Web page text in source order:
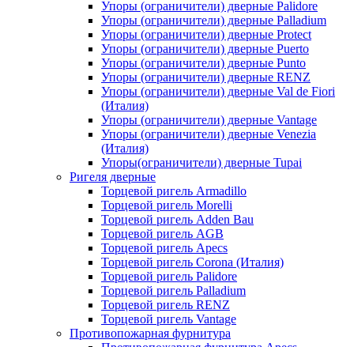
Упоры (ограничители) дверные Palidore
Упоры (ограничители) дверные Palladium
Упоры (ограничители) дверные Protect
Упоры (ограничители) дверные Puerto
Упоры (ограничители) дверные Punto
Упоры (ограничители) дверные RENZ
Упоры (ограничители) дверные Val de Fiori
(Италия)
Упоры (ограничители) дверные Vantage
Упоры (ограничители) дверные Venezia
(Италия)
Упоры(ограничители) дверные Tupai
Ригеля дверные
Торцевой ригель Armadillo
Торцевой ригель Morelli
Торцевой ригель Adden Bau
Торцевой ригель AGB
Торцевой ригель Apecs
Торцевой ригель Corona (Италия)
Торцевой ригель Palidore
Торцевой ригель Palladium
Торцевой ригель RENZ
Торцевой ригель Vantage
Противопожарная фурнитура